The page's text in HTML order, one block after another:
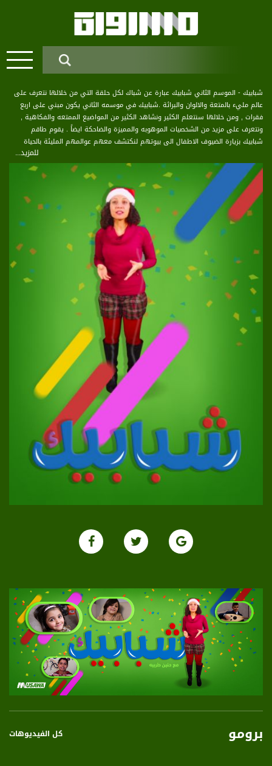
شبابيك - الموسم الثاني شبابيك عبارة عن شباك لكل حلقة التي من خلالها نتعرف على
عالم مليء بالمتعة والالوان والبرائة .شبابيك في موسمه الثاني يكون مبني على اربع
فقرات , ومن خلالها سنتعلم الكثير ونشاهد الكثير من المواضيع الممتعه والفكاهية ,
ونتعرف على مزيد من الشخصيات الموهوبه والمميزة والضاحكة ايضاً . يقوم طاقم
شبابيك بزيارة الضيوف الاطفال الى بيوتهم لنكتشف معهم عوالمهم المليئة بالحياة
والافكار والطموح ، من خلال الزيارة البيتية نكتشف مع الطفل حياته, العابه, وحياته
اليومية مع العائلة والاصدقاء والحارة والبيت شبابيك رحلة طفولة بعالم كبير
للمزيد...
برومو كل الفيديوهات